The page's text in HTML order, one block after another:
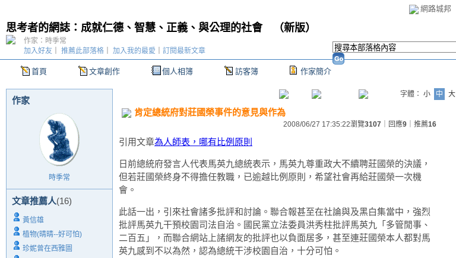
網路城邦
思考者的網誌：成就仁德、智慧、正義、與公理的社會（新版）
首頁 文章創作 個人相簿 訪客簿 作家簡介
加入好友 推薦此部落格 加入我的最愛 訂閱最新文章
作家：時季常
作家
時季常
文章推薦人(16)
黃信雄
植物(晴晴--好可怕)
珍妮曾在西雅圖
字體： 小 中 大
肯定總統府對莊國榮事件的意見與作為
2008/06/27 17:35:22瀏覽3107 ｜回應9 ｜推薦16
引用文章為人師表，哪有比例原則
日前總統府發言人代表馬英九總統表示，馬英九尊重政大不續聘莊國榮的決議，
但若莊國榮終身不得擔任教職，已逾越比例原則，希望社會再給莊國榮一次機
會。
此話一出，引來社會諸多批評和討論。聯合報甚至在社論與及黑白集當中，強烈
批評馬英九干預校園司法自治。國民黨立法委員洪秀柱批評馬英九「多管閒事、
二百五」，而聯合網站上諸網友的批評也以負面居多，甚至連莊國榮本人都對馬
英九感到不以為然，認為總統干涉校園自治，十分可怕。